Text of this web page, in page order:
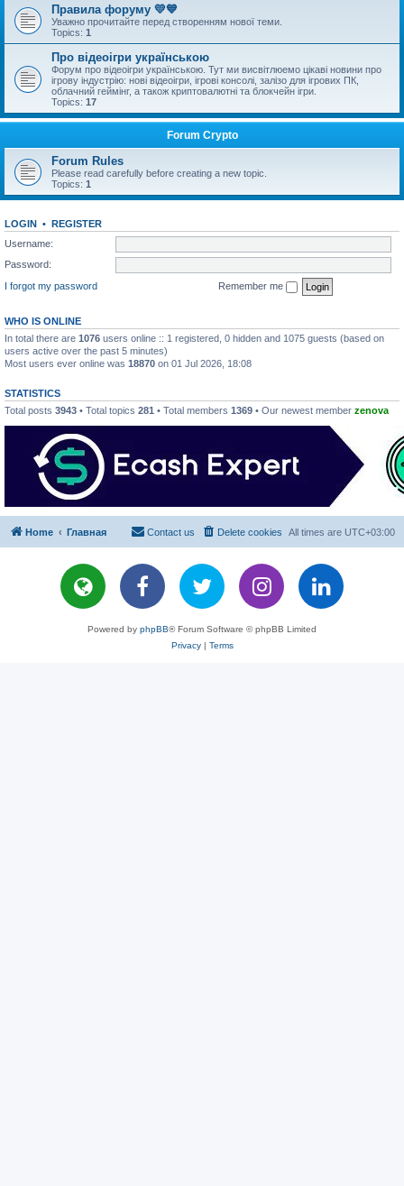
Правила форуму 💛💙
Уважно прочитайте перед створенням нової теми.
Topics: 1
Про відеоігри українською
Форум про відеоігри українською. Тут ми висвітлюемо цікаві новини про
ігрову індустрію: нові відеоігри, ігрові консолі, залізо для ігрових ПК,
облачний геймінг, а також криптовалютні та блокчейн ігри.
Topics: 17
Forum Crypto
Forum Rules
Please read carefully before creating a new topic.
Topics: 1
LOGIN • REGISTER
Username:
Password:
I forgot my password
Remember me
WHO IS ONLINE
In total there are 1076 users online :: 1 registered, 0 hidden and 1075 guests (based on
users active over the past 5 minutes)
Most users ever online was 18870 on 01 Jul 2026, 18:08
STATISTICS
Total posts 3943 • Total topics 281 • Total members 1369 • Our newest member zenova
Home Главная All times are UTC+03:00
Delete cookies
Contact us
Powered by phpBB® Forum Software © phpBB Limited
Privacy| Terms